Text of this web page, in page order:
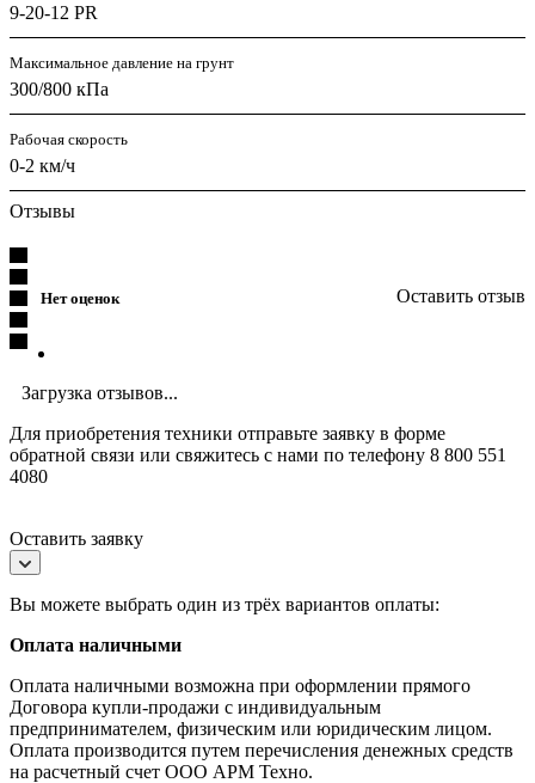
9-20-12 PR
Максимальное давление на грунт
300/800 кПа
Рабочая скорость
0-2 км/ч
Отзывы
Нет оценок Оставить отзыв
Загрузка отзывов...
Для приобретения техники отправьте заявку в форме
обратной связи или свяжитесь с нами по телефону 8 800 551
4080
Оставить заявку
Вы можете выбрать один из трёх вариантов оплаты:
Оплата наличными
Оплата наличными возможна при оформлении прямого
Договора купли-продажи с индивидуальным
предпринимателем, физическим или юридическим лицом.
Оплата производится путем перечисления денежных средств
на расчетный счет ООО АРМ Техно.